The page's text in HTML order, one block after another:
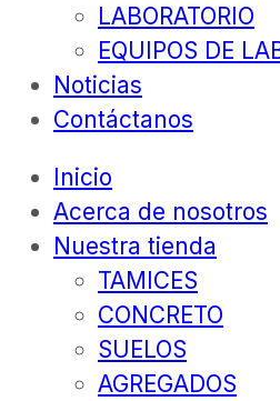
LABORATORIO
EQUIPOS DE
Noticias
Contáctanos
Inicio
Acerca de nosotros
Nuestra tienda
TAMICES
CONCRETO
SUELOS
AGREGADOS